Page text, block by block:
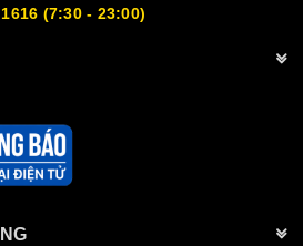
(7:30 - 23:00)